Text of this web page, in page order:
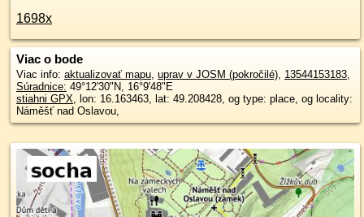
1698x
Viac o bode
Viac info: aktualizovať mapu, uprav v JOSM (pokročilé), 13544153183,
Súradnice: 49°12'30"N, 16°9'48"E
stiahni GPX, lon: 16.163463, lat: 49.208428, og type: place, og locality:
Náměšť nad Oslavou,